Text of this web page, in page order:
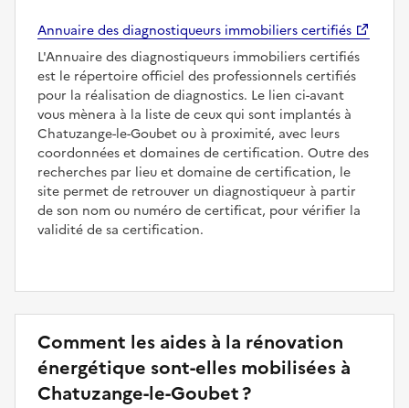
Annuaire des diagnostiqueurs immobiliers certifiés
L'Annuaire des diagnostiqueurs immobiliers certifiés
est le répertoire officiel des professionnels certifiés
pour la réalisation de diagnostics. Le lien ci-avant
vous mènera à la liste de ceux qui sont implantés à
Chatuzange-le-Goubet ou à proximité, avec leurs
coordonnées et domaines de certification. Outre des
recherches par lieu et domaine de certification, le
site permet de retrouver un diagnostiqueur à partir
de son nom ou numéro de certificat, pour vérifier la
validité de sa certification.
Comment les aides à la rénovation
énergétique sont-elles mobilisées à
Chatuzange-le-Goubet ?